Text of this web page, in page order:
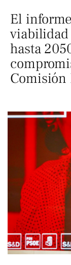
El
hasta
Comisión